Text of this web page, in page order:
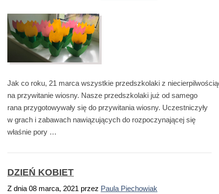
Jak co roku, 21 marca wszystkie przedszkolaki z
na przywitanie wiosny. Nasze przedszkolaki już od samego
rana przygotowywały się do przywitania wiosny. Uczestniczyły
w grach i zabawach nawiązujących do rozpoczynającej się
właśnie pory …
DZIEŃ KOBIET
Z dnia 08 marca, 2021 przez Paula Piechowiak